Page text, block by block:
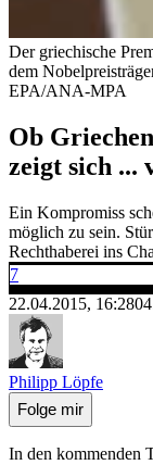
Der griechische
dem
EPA/ANA-MPA
Ob
zeigt sich ...
Ein Kompromiss
möglich zu sein.
Rechthaberei ins
7
22.04.2015, 16:28
Philipp Löpfe
Folge mir
In den kommenden